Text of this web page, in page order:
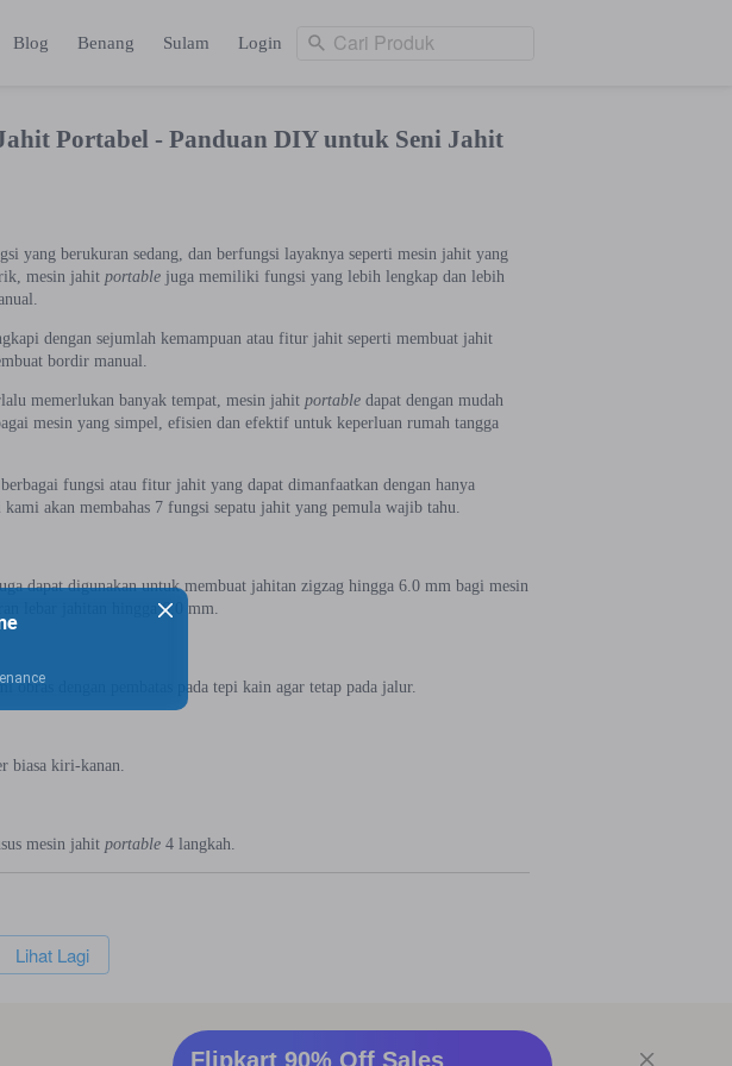
Blog Benang Sulam Login Cari Produk
Portabel - Panduan DIY untuk Seni Jahit
yang berukuran sedang, dan berfungsi layaknya seperti mesin jahit yang
mesin jahitportable juga memiliki fungsi yang lebih lengkap dan lebih
dengan sejumlah kemampuan atau fitur jahit seperti membuat jahit
bordir manual.
memerlukan banyak tempat, mesin jahitportable dapat dengan mudah
mesin yang simpel, efisien dan efektif untuk keperluan rumah tangga
fungsi atau fitur jahit yang dapat dimanfaatkan dengan hanya
akan membahas 7 fungsi sepatu jahit yang pemula wajib tahu.
dapat digunakan untuk membuat jahitan zigzag hingga 6.0 mm bagi mesin
lebar jahitan hingga 6.0 mm.
dengan pembatas pada tepi kain agar tetap pada jalur.
biasa kiri-kanan.
mesin jahitportable 4 langkah.
`Lihat Lagi